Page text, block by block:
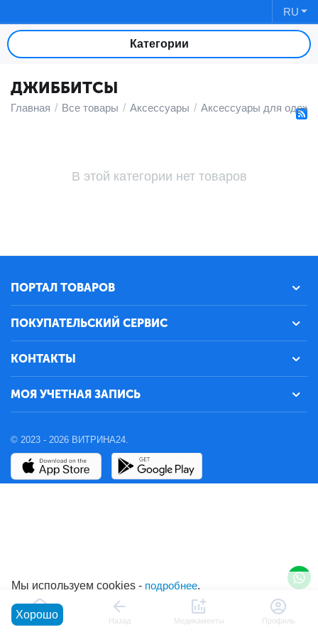
RU
Категории
ДЖИББИТСЫ
Главная / Все товары / Аксессуары / Аксессуары для
В этой категории нет товаров
ПОРТАЛ ТОВАРОВ
ПОКУПАТЕЛЬСКИЙ СЕРВИС
КОНТАКТЫ
МОЯ УЧЕТНАЯ ЗАПИСЬ
© 2023 - 2026 ВИТРИНА24.
Главная Назад Медикаменты Профиль
Мы используем cookies - подробнее.
Хорошо